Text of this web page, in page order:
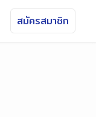
สมัครสมาชิก